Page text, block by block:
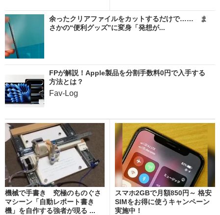
余ったクリアファイルをカットするだけで…… ま
さかの“便利グッズ”に変身「発想が...
FPが解説！Apple製品を分割手数料0円で入手する
方法とは？
Fav-Log
機械で手書き 究極のものぐさ
マシーン「自動レポート書き
機」を自作する強者が現る ...
スマホ2GBで月額850円～ 格安
SIMをお得に使うキャンペーン
実施中！